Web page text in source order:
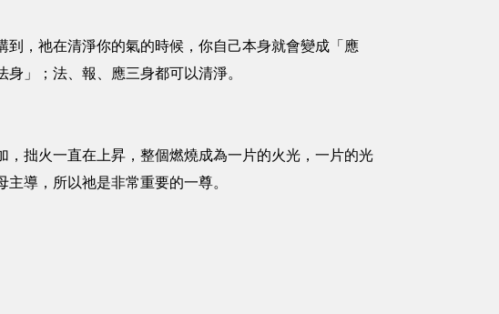
，祂在清淨你的氣的時候，你自己本身就會變成「應
」；法、報、應三身都可以清淨。
拙火一直在上昇，整個燃燒成為一片的火光，一片的光
導，所以祂是非常重要的一尊。